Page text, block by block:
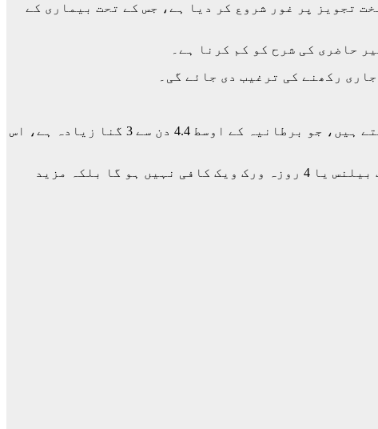
تجویز پر غور شروع کر دیا ہے، جس کے تحت بیماری کے
حاضری کی شرح کو کم کرنا ہے۔
رکھنے کی ترغیب دی جائے گی۔
جرمن انسٹی ٹیوٹ فار اکنامی کی رپورٹ کے مطابق جرمنی میں ملازمین سالانہ اوسطاً 14.8 دن بیماری کی چھٹی لیتے ہیں، جو برطانیہ کے اوسط 4.4 دن سے 3 گنا زیادہ ہے، اس
اپنی ایک حالیہ تقریر میں فریڈرچ مرز نے کہا کہ موجودہ معاشی استحکام برقرار رکھنے کے لیے صرف ورک لائف بیلنس یا 4 روزہ ورک ویک کافی نہیں ہو گا بلکہ مزید